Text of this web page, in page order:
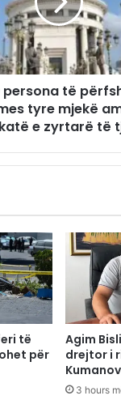
persona të
tyre mjekë
e zyrtarë të
të
për
Agim
drejtor i
3 hours